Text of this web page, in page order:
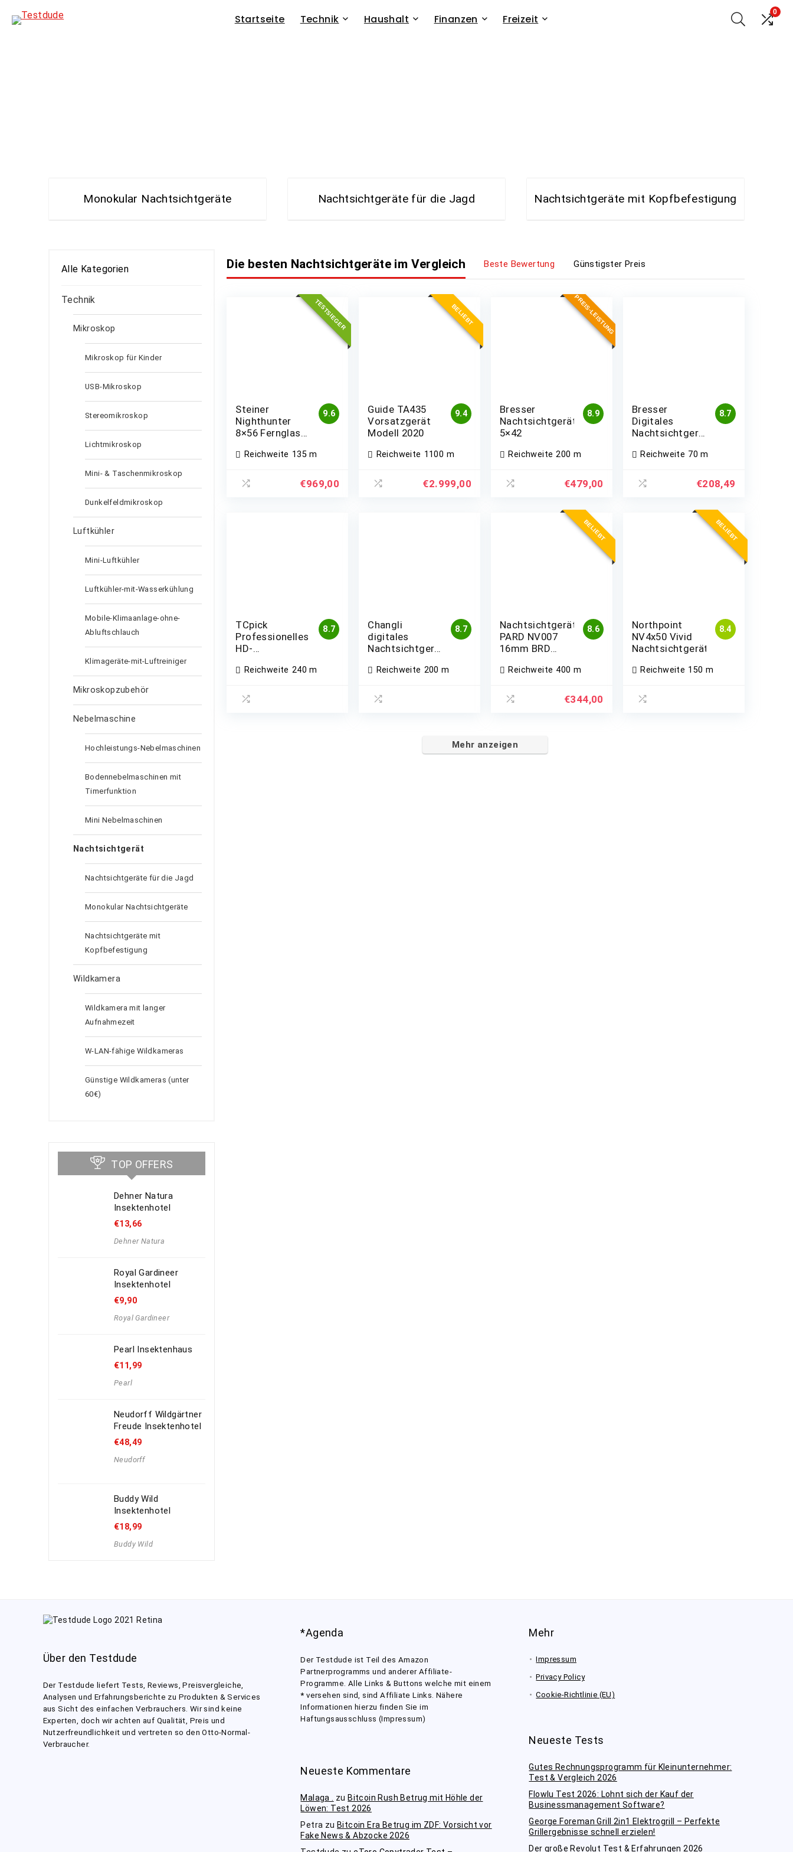
Startseite Technik Haushalt Finanzen Freizeit
0
Monokular Nachtsichtgeräte Nachtsichtgeräte für die Jagd Nachtsichtgeräte mit Kopfbefestigung
Alle Kategorien
Technik
Mikroskop
Mikroskop für Kinder
USB-Mikroskop
Stereomikroskop
Lichtmikroskop
Mini- & Taschenmikroskop
Dunkelfeldmikroskop
Luftkühler
Mini-Luftkühler
Luftkühler-mit-Wasserkühlung
Mobile-Klimaanlage-ohne-
Abluftschlauch
Klimageräte-mit-Luftreiniger
Mikroskopzubehör
Nebelmaschine
Hochleistungs-Nebelmaschinen
Bodennebelmaschinen mit
Timerfunktion
Mini Nebelmaschinen
Nachtsichtgerät
Nachtsichtgeräte für die Jagd
Monokular Nachtsichtgeräte
Nachtsichtgeräte mit
Kopfbefestigung
Wildkamera
Wildkamera mit langer
Aufnahmezeit
W-LAN-fähige Wildkameras
Günstige Wildkameras (unter
60€)
TOP OFFERS
Dehner Natura
Insektenhotel
€13,66
Dehner Natura
Royal Gardineer
Insektenhotel
€9,90
Royal Gardineer
Pearl Insektenhaus
€11,99
Pearl
Neudorff Wildgärtner
Freude Insektenhotel
€48,49
Neudorff
Buddy Wild
Insektenhotel
€18,99
Buddy Wild
Die besten Nachtsichtgeräte im Vergleich Beste Bewertung Günstigster Preis
TESTSIEGER
9.6
Steiner
Nighthunter
8×56 Fernglas
Reichweite 135 m
€969,00
BELIEBT
9.4
Guide TA435
Vorsatzgerät
Modell 2020
Reichweite 1100 m
€2.999,00
PREIS-LEISTUNG
8.9
Bresser
Nachtsichtgerät
5×42
Reichweite 200 m
€479,00
8.7
Bresser
Digitales
Nachtsichtgerät
mit Akku
Reichweite 70 m
€208,49
8.7
TCpick
Professionelles
HD-
Reichweite 240 m
8.7
Changli
digitales
Nachtsichtgerät,
Monokular
Reichweite 200 m
BELIEBT
8.6
Nachtsichtgerät
PARD NV007
16mm BRD
Reichweite 400 m
€344,00
BELIEBT
8.4
Northpoint
NV4x50 Vivid
Nachtsichtgerät
Reichweite 150 m
Mehr anzeigen
Über den Testdude
Der Testdude liefert Tests, Reviews, Preisvergleiche,
Analysen und Erfahrungsberichte zu Produkten & Services
aus Sicht des einfachen Verbrauchers. Wir sind keine
Experten, doch wir achten auf Qualität, Preis und
Nutzerfreundlichkeit und vertreten so den Otto-Normal-
Verbraucher.
*Agenda
Der Testdude ist Teil des Amazon
Partnerprogramms und anderer Affiliate-
Programme. Alle Links & Buttons welche mit einem
*versehen sind, sind Affiliate Links. Nähere
Informationen hierzu finden Sie im
Haftungsausschluss (Impressum)
Neueste Kommentare
Malaga . zu Bitcoin Rush Betrug mit Höhle der
Löwen: Test 2026
Petra zu Bitcoin Era Betrug im ZDF: Vorsicht vor
Fake News & Abzocke 2026
Mehr
Impressum
Privacy Policy
Cookie-Richtlinie (EU)
Neueste Tests
Gutes Rechnungsprogramm für Kleinunternehmer:
Test & Vergleich 2026
Flowlu Test 2026: Lohnt sich der Kauf der
Businessmanagement Software?
George Foreman Grill 2in1 Elektrogrill – Perfekte
Grillergebnisse schnell erzielen!
Der große Revolut Test & Erfahrungen 2026